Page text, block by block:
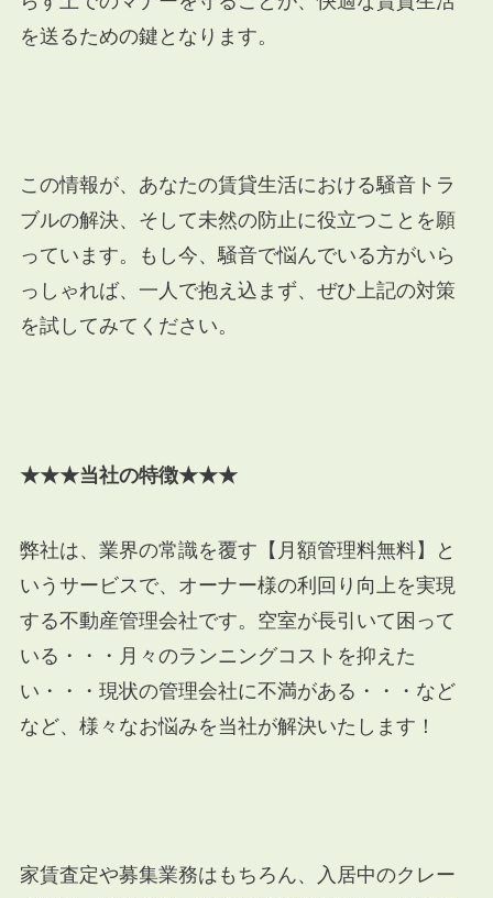
を送るための鍵となります。
この情報が、あなたの賃貸生活における騒音トラ
ブルの解決、そして未然の防止に役立つことを願
っています。もし今、騒音で悩んでいる方がいら
っしゃれば、一人で抱え込まず、ぜひ上記の対策
を試してみてください。
★★★当社の特徴★★★
弊社は、業界の常識を覆す【月額管理料無料】と
いうサービスで、オーナー様の利回り向上を実現
する不動産管理会社です。空室が長引いて困って
いる・・・月々のランニングコストを抑えた
い・・・現状の管理会社に不満がある・・・など
など、様々なお悩みを当社が解決いたします！
家賃査定や募集業務はもちろん、入居中のクレー